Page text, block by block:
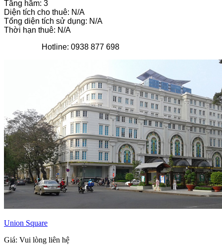
Tầng hầm: 3
Diện tích cho thuê: N/A
Tổng diện tích sử dụng: N/A
Thời hạn thuê: N/A
Hotline: 0938 877 698
Union Square
Giá: Vui lòng liên hệ